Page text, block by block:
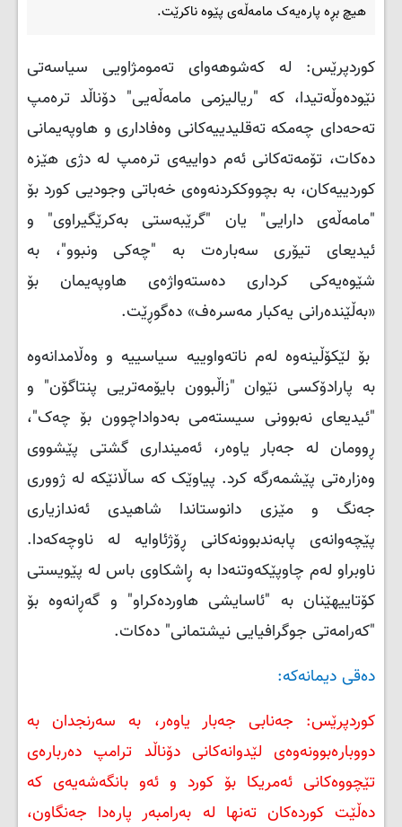
هیچ بڕە پارەیەک مامەڵەی پێوە ناکرێت.
کوردپرێس: لە کەشوهەوای تەمومژاویی سیاسەتی
نێودەوڵەتیدا، کە "ریالیزمی مامەڵەیی" دۆناڵد ترەمپ
تەحەدای چەمکە تەقلیدییەکانی وەفاداری و هاوپەیمانی
دەکات، تۆمەتەکانی ئەم دواییەی ترەمپ لە دژی هێزە
کوردییەکان، بە بچووککردنەوەی خەباتی وجودیی کورد بۆ
"مامەڵەی دارایی" یان "گرێبەستی بەکرێگیراوی" و
ئیدیعای تیۆری سەبارەت بە "چەکی ونبوو"، بە
شێوەیەکی کرداری دەستەواژەی هاوپەیمان بۆ
«بەڵێندەرانی یەکبار مەسرەف» دەگوڕێت.
بۆ لێکۆڵینەوە لەم ناتەواوییە سیاسییە و وەڵامدانەوە
بە پارادۆکسی نێوان "زاڵبوون بایۆمەتریی پنتاگۆن" و
"ئیدیعای نەبوونی سیستەمی بەدواداچوون بۆ چەک"،
ڕوومان لە جەبار یاوەر، ئەمینداری گشتی پێشووی
وەزارەتی پێشمەرگە کرد. پیاوێک کە ساڵانێکە لە ژووری
جەنگ و مێزی دانوستاندا شاهیدی ئەندازیاری
پێچەوانەی پابەندبوونەکانی ڕۆژئاوایە لە ناوچەکەدا.
ناوبراو لەم چاوپێکەوتنەدا بە ڕاشکاوی باس لە پێویستی
کۆتاییهێنان بە "ئاسایشی هاوردەکراو" و گەڕانەوە بۆ
"کەرامەتی جوگرافیایی نیشتمانی" دەکات.
دەقی دیمانەکە:
کوردپرێس: جەنابی جەبار یاوەر، بە سەرنجدان بە
دووبارەبوونەوەی لێدوانەکانی دۆناڵد ترامپ دەربارەی
تێچووەکانی ئەمریکا بۆ کورد و ئەو بانگەشەیەی کە
دەڵێت کوردەکان تەنها لە بەرامبەر پارەدا جەنگاون،